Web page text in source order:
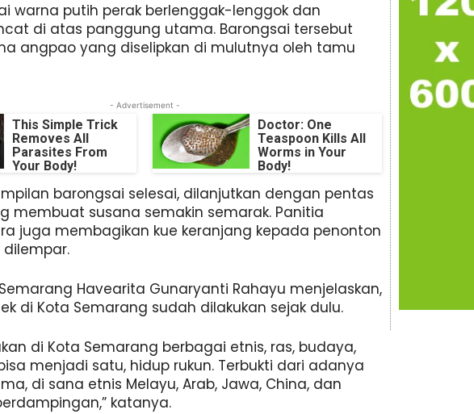
warna putih perak berlenggak-lenggok dan
di atas panggung utama. Barongsai tersebut
angpao yang diselipkan di mulutnya oleh tamu
- Advertisement -
This Simple Trick
Removes All
Parasites From
Your Body!
Doctor: One
Teaspoon Kills All
Worms in Your
Body!
barongsai selesai, dilanjutkan dengan pentas
membuat susana semakin semarak. Panitia
juga membagikan kue keranjang kepada penonton
Havearita Gunaryanti Rahayu menjelaskan,
di Kota Semarang sudah dilakukan sejak dulu.
di Kota Semarang berbagai etnis, ras, budaya,
menjadi satu, hidup rukun. Terbukti dari adanya
di sana etnis Melayu, Arab, Jawa, China, dan
katanya.